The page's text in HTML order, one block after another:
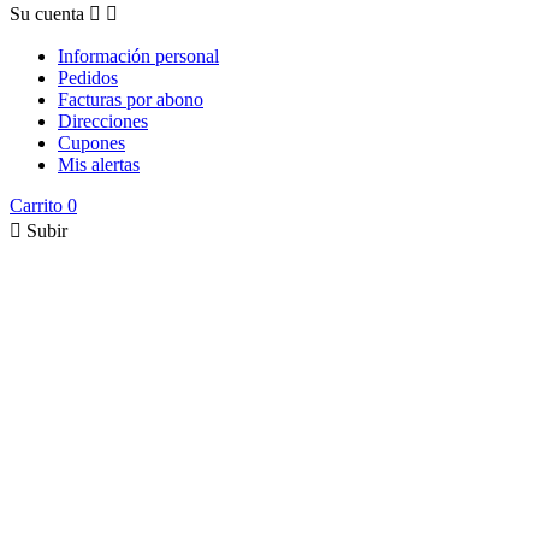
Su cuenta  
Información personal
Pedidos
Facturas por abono
Direcciones
Cupones
Mis alertas
Carrito 0
 Subir